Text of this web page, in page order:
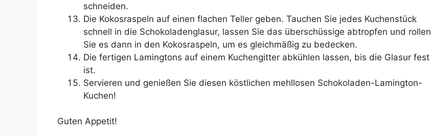
schneiden.
Die Kokosraspeln auf einen flachen Teller geben. Tauchen Sie jedes Kuchenstück
schnell in die Schokoladenglasur, lassen Sie das überschüssige abtropfen und rollen
Sie es dann in den Kokosraspeln, um es gleichmäßig zu bedecken.
Die fertigen Lamingtons auf einem Kuchengitter abkühlen lassen, bis die Glasur fest
ist.
Servieren und genießen Sie diesen köstlichen mehllosen Schokoladen-Lamington-
Kuchen!
Guten Appetit!